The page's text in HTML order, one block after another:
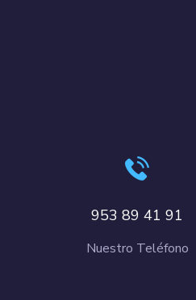
953 89 41 91
Nuestro Teléfono